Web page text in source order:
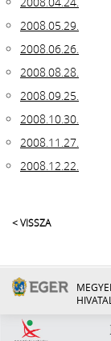
2008.05.29.
2008.06.26.
2008.08.28.
2008.09.25.
2008.10.30.
2008.11.27.
2008.12.22.
< VISSZA